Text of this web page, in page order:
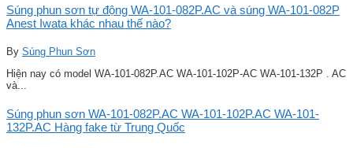
Súng phun sơn tự động WA-101-082P.AC và súng WA-101-082P
Anest Iwata khác nhau thế nào?
By Súng Phun Sơn
Hiện nay có model WA-101-082P.AC WA-101-102P-AC WA-101-132P . AC
và...
Súng phun sơn WA-101-082P.AC WA-101-102P.AC WA-101-
132P.AC Hàng fake từ Trung Quốc